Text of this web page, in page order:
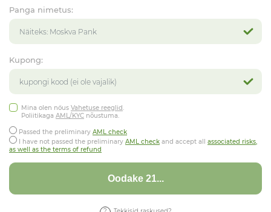
Panga nimetus:
Kupong:
Mina olen nőus Vahetuse reeglid.
Poliitikaga AML/KYC nõustuma.
Passed the preliminary AML check
I have not passed the preliminary AML check and accept all associated risks,
as well as the terms of refund
Oodake 17...